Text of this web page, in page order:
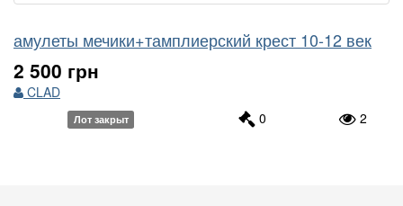
амулеты мечики+тамплиерский крест 10-12 век
2 500 грн
CLAD
Лот закрыт 0 2